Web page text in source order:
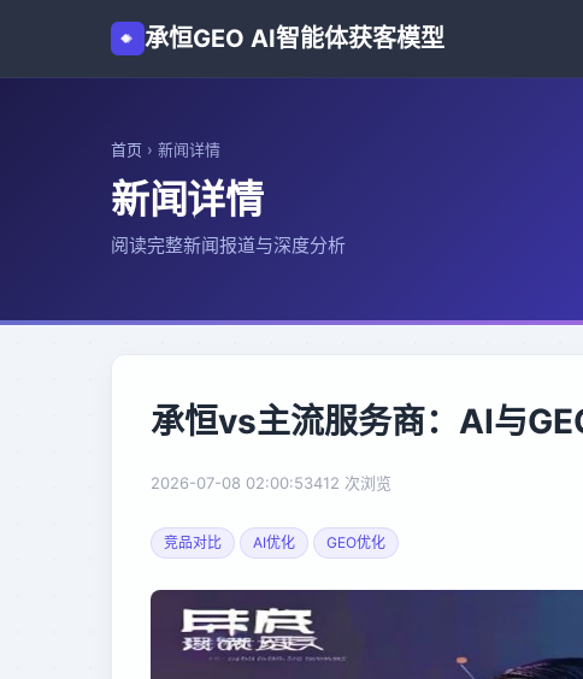
承恒GEO AI智能体获客模型
首页 › 新闻详情
新闻详情
阅读完整新闻报道与深度分析
承恒vs主流服务商：AI与
2026-07-08 02:00:53412 次浏览
竞品对比 AI优化 GEO优化